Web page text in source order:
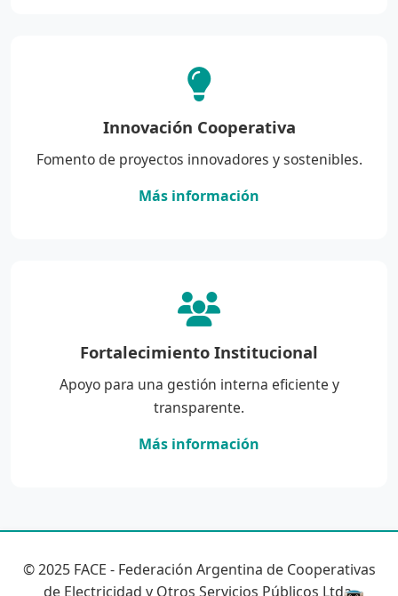
Innovación Cooperativa
Fomento de proyectos innovadores y sostenibles.
Más información
Fortalecimiento Institucional
Apoyo para una gestión interna eficiente y
transparente.
Más información
© 2025 FACE - Federación Argentina de Cooperativas
de Electricidad y Otros Servicios Públicos Ltda.